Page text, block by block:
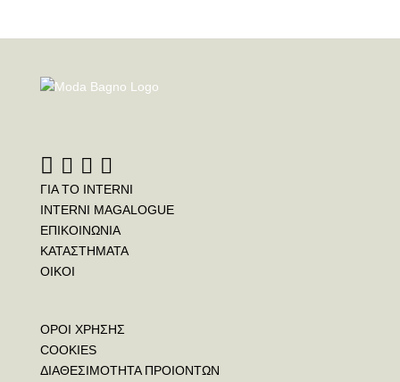
ΓΙΑ ΤΟ INTERNI
INTERNI MAGALOGUE
ΕΠΙΚΟΙΝΩΝΙΑ
ΚΑΤΑΣΤΗΜΑΤΑ
ΟΙΚΟΙ
ΟΡΟΙ ΧΡΗΣΗΣ
COOKIES
ΔΙΑΘΕΣΙΜΟΤΗΤΑ ΠΡΟΙΟΝΤΩΝ